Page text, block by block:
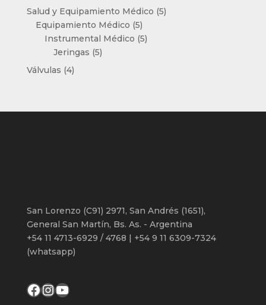
productos
Salud y Equipamiento Médico 55
Equipamiento Médico 55
productos
Instrumental Médico 55
Jeringas 55
Válvulas 44
San Lorenzo (C91) 2971, San Andrés (1651),
General San Martín, Bs. As. - Argentina
+54 11 4713-6929 / 4768 | +54 9 11 6309-7324
(whatsapp)
Facebook
Instagram
YouTube